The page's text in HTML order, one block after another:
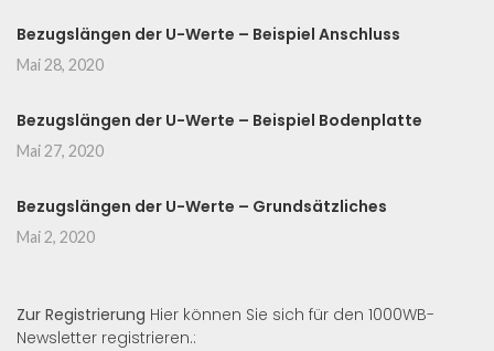
Bezugslängen der U-Werte – Beispiel Anschluss
Mai 28, 2020
Bezugslängen der U-Werte – Beispiel Bodenplatte
Mai 27, 2020
Bezugslängen der U-Werte – Grundsätzliches
Mai 2, 2020
Zur Registrierung Hier können Sie sich für den 1000WB-
Newsletter registrieren.: